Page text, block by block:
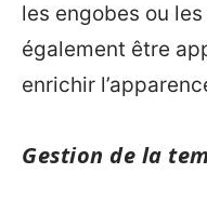
les engobes ou
également être
enrichir
Gestion de la